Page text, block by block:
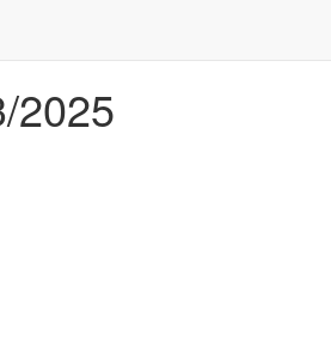
2025